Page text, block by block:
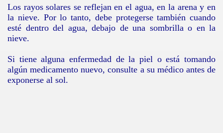
Los rayos solares se reflejan en el agua, en la arena y en
la nieve. Por lo tanto, debe protegerse también cuando
esté dentro del agua, debajo de una sombrilla o en la
nieve.
Si tiene alguna enfermedad de la piel o está tomando
algún medicamento nuevo, consulte a su médico antes de
exponerse al sol.